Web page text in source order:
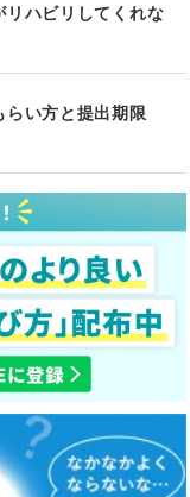
リハビリしてくれな
い方と提出期限